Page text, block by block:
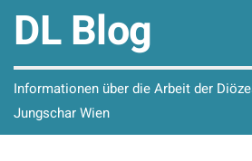
DL Blog
Informationen über die Arbeit der
Jungschar Wien